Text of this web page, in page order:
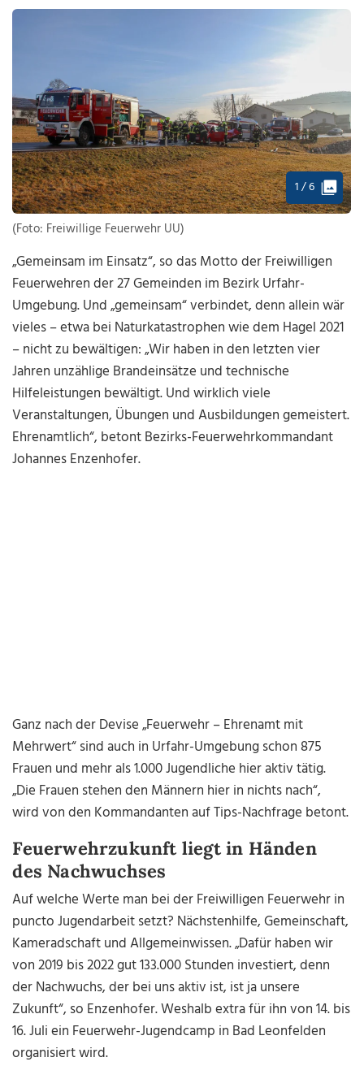
1 / 6
(Foto: Freiwillige Feuerwehr UU)
„Gemeinsam im Einsatz“, so das Motto der Freiwilligen
Feuerwehren der 27 Gemeinden im Bezirk Urfahr-
Umgebung. Und „gemeinsam“ verbindet, denn allein wär
vieles – etwa bei Naturkatastrophen wie dem Hagel 2021
– nicht zu bewältigen: „Wir haben in den letzten vier
Jahren unzählige Brandeinsätze und technische
Hilfeleistungen bewältigt. Und wirklich viele
Veranstaltungen, Übungen und Ausbildungen gemeistert.
Ehrenamtlich“, betont Bezirks-Feuerwehrkommandant
Johannes Enzenhofer.
Ganz nach der Devise „Feuerwehr – Ehrenamt mit
Mehrwert“ sind auch in Urfahr-Umgebung schon 875
Frauen und mehr als 1.000 Jugendliche hier aktiv tätig.
„Die Frauen stehen den Männern hier in nichts nach“,
wird von den Kommandanten auf Tips-Nachfrage betont.
Feuerwehrzukunft liegt in Händen
des Nachwuchses
Auf welche Werte man bei der Freiwilligen Feuerwehr in
puncto Jugendarbeit setzt? Nächstenhilfe, Gemeinschaft,
Kameradschaft und Allgemeinwissen. „Dafür haben wir
von 2019 bis 2022 gut 133.000 Stunden investiert, denn
der Nachwuchs, der bei uns aktiv ist, ist ja unsere
Zukunft“, so Enzenhofer. Weshalb extra für ihn von 14. bis
16. Juli ein Feuerwehr-Jugendcamp in Bad Leonfelden
organisiert wird.